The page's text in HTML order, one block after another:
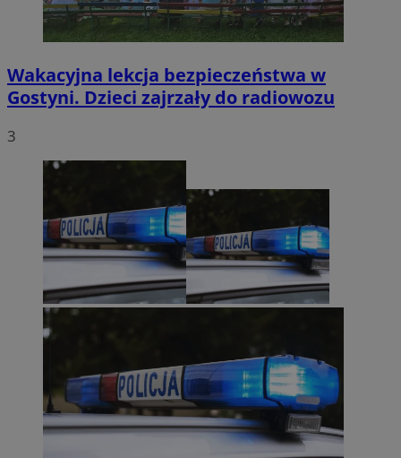
Wakacyjna lekcja bezpieczeństwa w
Gostyni. Dzieci zajrzały do radiowozu
3